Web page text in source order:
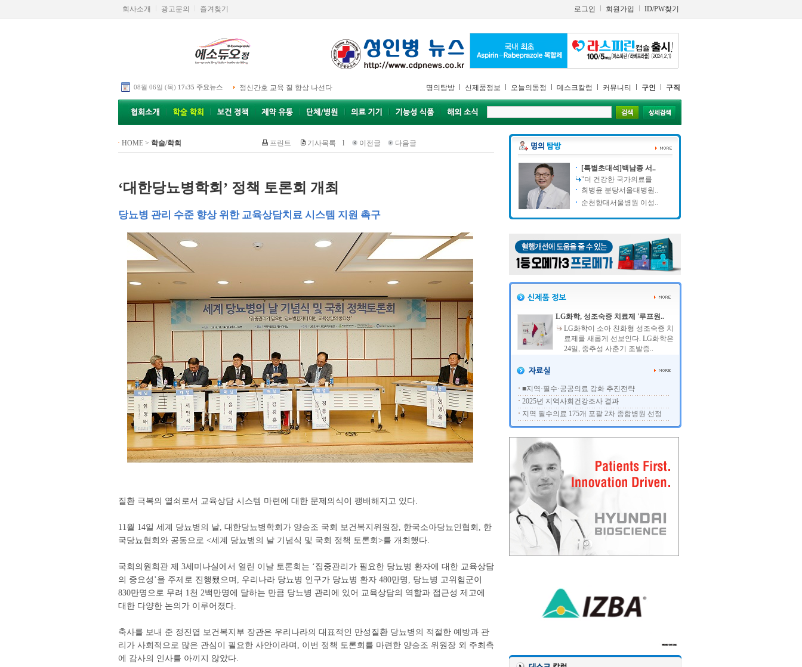
회사소개 광고문의 즐겨찾기 로그인 회원가입 ID/PW찾기
08월 06일 (목) 17:35 주요뉴스 정신간호 교육 질 향상 나선다 명의탐방 신제품정보 오늘의동정 데스크칼럼 커뮤니티 구인 구직
HOME> 학술/학회 프린트 기사목록 l 이전글 다음글
‘대한당뇨병학회’ 정책 토론회 개최
당뇨병 관리 수준 향상 위한 교육상담치료 시스템 지원 촉구
질환 극복의 열쇠로서 교육상담 시스템 마련에 대한 문제의식이 팽배해지고 있다.
11월 14일 세계 당뇨병의 날, 대한당뇨병학회가 양승조 국회 보건복지위원장, 한국소아당뇨인협회, 한
국당뇨협회와 공동으로 <세계 당뇨병의 날 기념식 및 국회 정책 토론회>를 개최했다.
국회의원회관 제 3세미나실에서 열린 이날 토론회는 ‘집중관리가 필요한 당뇨병 환자에 대한 교육상담
의 중요성’을 주제로 진행됐으며, 우리나라 당뇨병 인구가 당뇨병 환자 480만명, 당뇨병 고위험군이
830만명으로 무려 1천 2백만명에 달하는 만큼 당뇨병 관리에 있어 교육상담의 역할과 접근성 제고에
대한 다양한 논의가 이루어졌다.
축사를 보내 준 정진엽 보건복지부 장관은 우리나라의 대표적인 만성질환 당뇨병의 적절한 예방과 관
리가 사회적으로 많은 관심이 필요한 사안이라며, 이번 정책 토론회를 마련한 양승조 위원장 외 주최측
에 감사의 인사를 아끼지 않았다.
[특별초대석]백남종 서..
"더 건강한 국가의료를
최병윤 분당서울대병원..
순천향대서울병원 이성..
LG화학, 성조숙증 치료제 '루프원..
LG화학이 소아 친화형 성조숙증 치
료제를 새롭게 선보인다. LG화학은
24일, 중추성 사춘기 조발증..
■지역·필수·공공의료 강화 추진전략
2025년 지역사회건강조사 결과
지역 필수의료 175개 포괄 2차 종합병원 선정